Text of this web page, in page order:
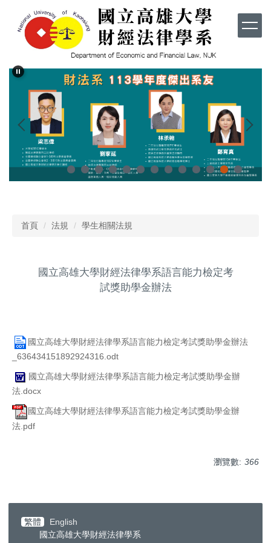
容
首頁 法規 學生相關法規
國立高雄大學財經法律學系語言能力檢定考
試獎助學金辦法
國立高雄大學財經法律學系語言能力檢定考試獎助學金辦法
_636434151892924316.odt
國立高雄大學財經法律學系語言能力檢定考試獎助學金辦
法.docx
國立高雄大學財經法律學系語言能力檢定考試獎助學金辦
法.pdf
瀏覽數: 366
繁體
English
國立高雄大學財經法律學系